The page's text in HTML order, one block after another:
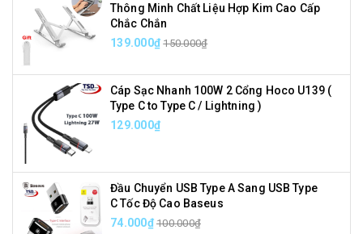
Thông Minh Chất Liệu Hợp Kim Cao Cấp
Chắc Chắn
139.000₫ 150.000₫
Cáp Sạc Nhanh 100W 2 Cổng Hoco U139 (
Type C to Type C / Lightning )
129.000₫
Đầu Chuyển USB Type A Sang USB Type
C Tốc Độ Cao Baseus
74.000₫ 100.000₫